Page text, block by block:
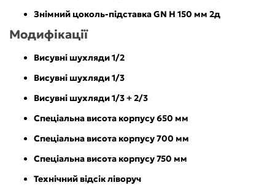
Знімний цоколь-підставка GN H 150 мм 2д
Модифікації
Висувні шухляди 1/2
Висувні шухляди 1/3
Висувні шухляди 1/3 + 2/3
Спеціальна висота корпусу 650 мм
Спеціальна висота корпусу 700 мм
Спеціальна висота корпусу 750 мм
Технічний відсік ліворуч